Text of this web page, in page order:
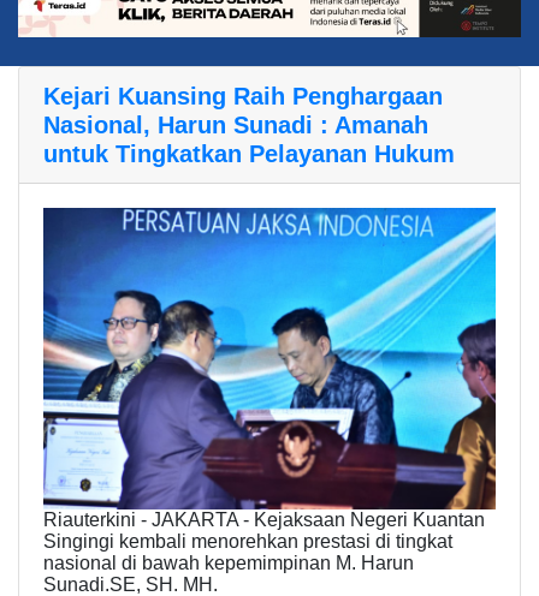
Kejari Kuansing Raih Penghargaan
Nasional, Harun Sunadi : Amanah
untuk Tingkatkan Pelayanan Hukum
Riauterkini - JAKARTA - Kejaksaan Negeri Kuantan
Singingi kembali menorehkan prestasi di tingkat
nasional di bawah kepemimpinan M. Harun
Sunadi.SE, SH. MH.